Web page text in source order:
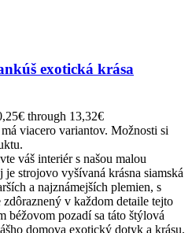
exotická krása
through 13,32€
viacero variantov. Možnosti si
váš interiér s našou malou
strojovo vyšívaná krásna siamská
a najznámejších plemien, s
v každom detaile tejto
béžovom pozadí sa táto štýlová
domova exotický dotyk a krásu.